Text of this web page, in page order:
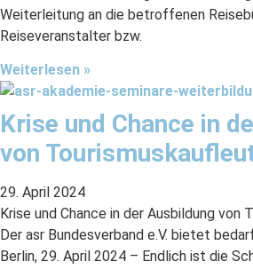
Weiterleitung an die betroffenen
Reiseveranstalter bzw.
Weiterlesen »
Krise und Chance in
von
29. April 2024
Krise und Chance in der Ausbildung von
Der asr Bundesverband e.V. bietet
Berlin, 29. April 2024 – Endlich ist die